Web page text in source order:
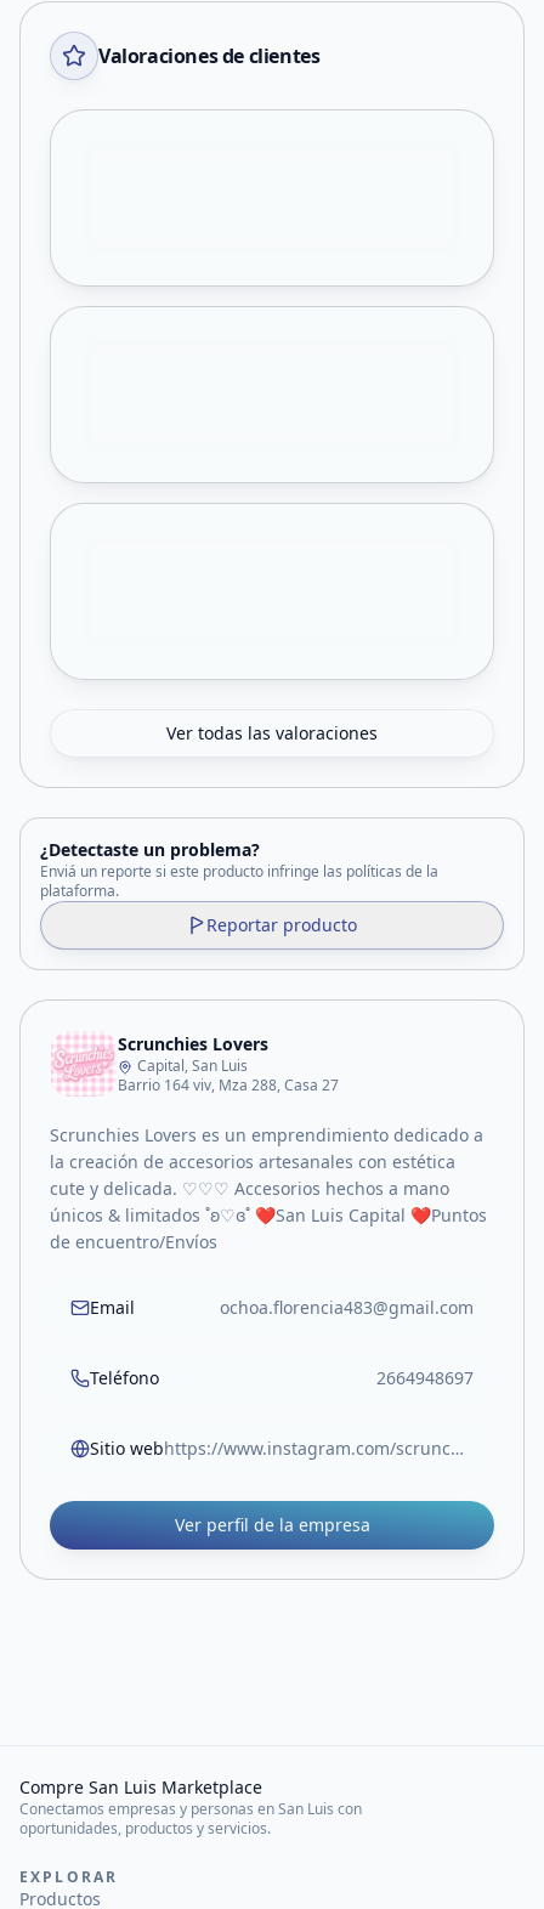
Valoraciones de clientes
Ver todas las valoraciones
¿Detectaste un problema?
Enviá un reporte si este producto infringe las políticas de la
plataforma.
Reportar producto
Scrunchies Lovers
Capital, San Luis
Barrio 164 viv, Mza 288, Casa 27
Scrunchies Lovers es un emprendimiento dedicado a
la creación de accesorios artesanales con estética
cute y delicada. ♡♡♡ Accesorios hechos a mano
únicos & limitados ˚ʚ♡ɞ˚ ❤️San Luis Capital ❤️Puntos
de encuentro/Envíos
Email ochoa.florencia483@gmail.com
Teléfono 2664948697
Sitio web https://www.instagram.com/scrunchies.lovers.sl?utm_source=ig_web_button_share_sheet&igsh=ZDNlZDc0MzIxNw==
Ver perfil de la empresa
Compre San Luis Marketplace
Conectamos empresas y personas en San Luis con
oportunidades, productos y servicios.
EXPLORAR
Productos